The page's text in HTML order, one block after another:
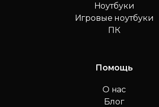
Ноутбуки
Игровые ноутбуки
ПК
Помощь
О нас
Блог